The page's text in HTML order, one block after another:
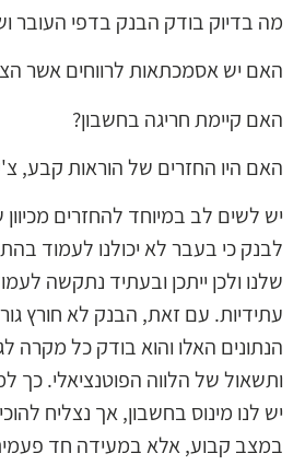
מה בדיוק בודק הבנק בדפי העובר
האם יש אסמכתאות לרווחים אשר הצגנו
האם קיימת חריגה בחשבון?
האם היו החזרים של הוראות קבע,
יש לשים לב במיוחד להחזרים מכיוון
לבנק כי בעבר לא יכולנו לעמוד
שלנו ולכן ייתכן ובעתיד נתקשה לעמוד
עתידיות. עם זאת, הבנק לא חורץ
הנתונים האלו והוא בודק כל מקרה
ותשאול של הלווה הפוטנציאלי. כך
יש לנו מינוס בחשבון, אך נצליח
במצב קבוע, אלא במעידה חד פעמית.